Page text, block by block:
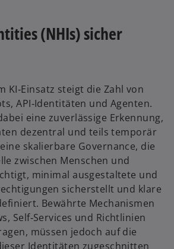
(NHIs) sicher
KI‑Einsatz steigt die Zahl von
API‑Identitäten und Agenten.
eine zuverlässige Erkennung,
dezentral und teils temporär
skalierbare Governance, die
zwischen Menschen und
minimal ausgestaltete und
sicherstellt und klare
Bewährte Mechanismen
Self‑Services und Richtlinien
müssen jedoch auf die
Identitäten zugeschnitten